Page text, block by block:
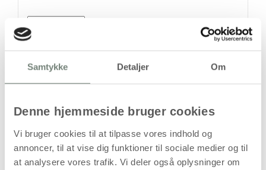
Samtykke Detaljer Om
Denne hjemmeside bruger cookies
Vi bruger cookies til at tilpasse vores indhold og
annoncer, til at vise dig funktioner til sociale medier og til
at analysere vores trafik. Vi deler også oplysninger om
270,00kr.
kr.ekskl. moms)
Læg i kurven
Din bestilling er først bindende,
når vi har bekræftet din ordre.